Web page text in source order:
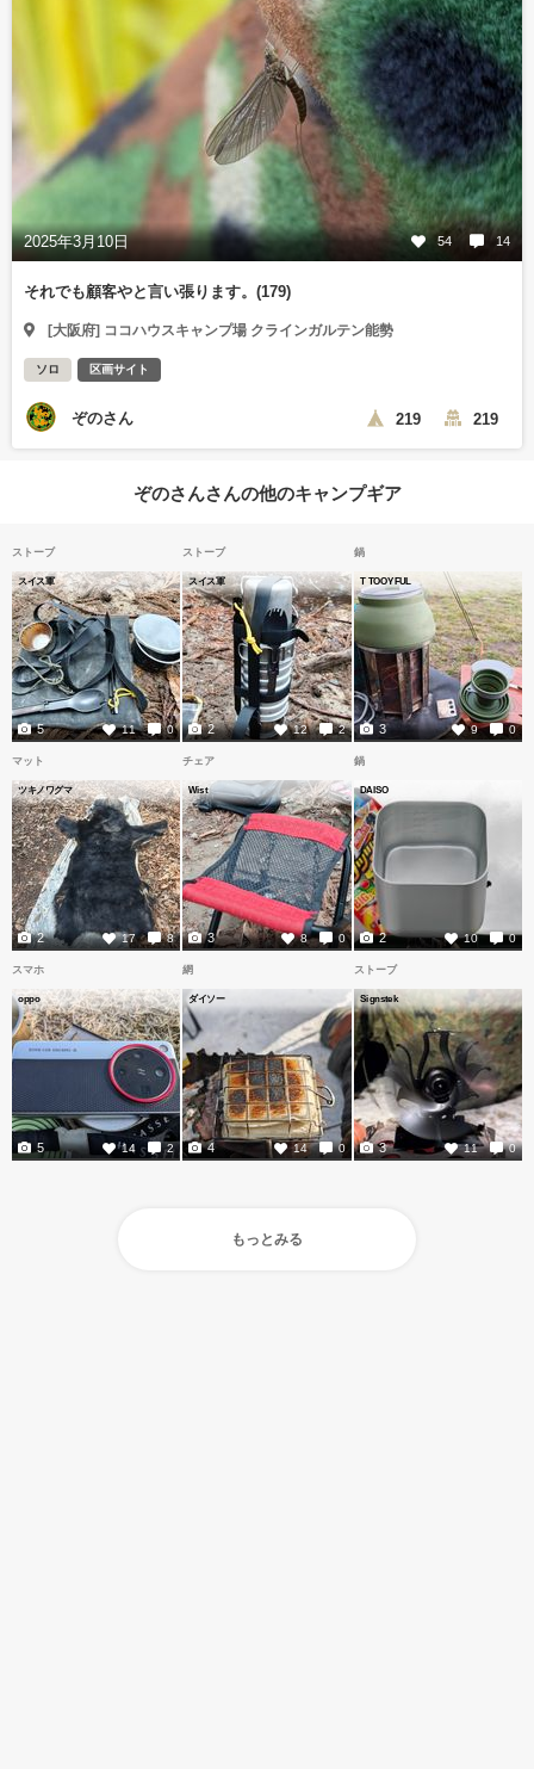
2025年3月10日 54 14
それでも顧客やと言い張ります。(179)
[大阪府] ココハウスキャンプ場 クラインガルテン能勢
ソロ 区画サイト
ぞのさん 219 219
ぞのさんさんの他のキャンプギア
ストーブ
スイス軍
11 0
5
ストーブ
スイス軍
12 2
2
鍋
T TOOYFUL
9 0
3
マット
ツキノワグマ
17 8
2
チェア
Wist
8 0
3
鍋
DAISO
10 0
2
スマホ
oppo
14 2
5
網
ダイソー
14 0
4
ストーブ
Signstek
11 0
3
もっとみる